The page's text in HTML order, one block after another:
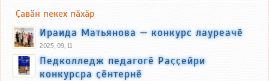
Ҫавӑн пекех пӑхӑр
Ираида Матьянова — конкурс лауреачӗ
2025, 09, 11
Педколледж педагогӗ Раҫҫейри
конкурсра ҫӗнтернӗ